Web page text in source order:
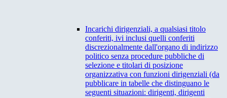
Incarichi dirigenziali, a qualsiasi titolo
conferiti, ivi inclusi quelli conferiti
discrezionalmente dall'organo di indirizzo
politico senza procedure pubbliche di
selezione e titolari di posizione
organizzativa con funzioni dirigenziali (da
pubblicare in tabelle che distinguano le
seguenti situazioni: dirigenti, dirigenti